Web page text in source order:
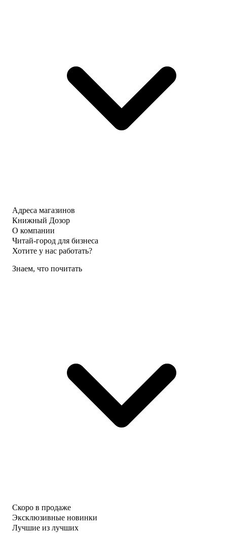
Адреса магазинов
Книжный Дозор
О компании
Читай-город для бизнеса
Хотите у нас работать?
Знаем, что почитать
Скоро в продаже
Эксклюзивные новинки
Лучшие из лучших